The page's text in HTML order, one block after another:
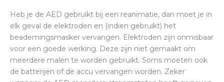
Heb je de AED gebruikt bij een reanimatie, dan moet je in
elk geval de elektroden en (indien gebruikt) het
beademingsmasker vervangen. Elektroden zijn onmisbaar
voor een goede werking. Deze zijn niet gemaakt om
meerdere malen te worden gebruikt. Soms moeten ook
de batterijen of de accu vervangen worden. Zeker